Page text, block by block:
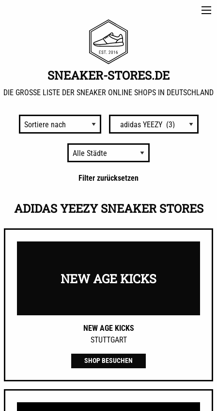
SNEAKER-STORES.DE
DIE GROSSE LISTE DER SNEAKER ONLINE SHOPS IN DEUTSCHLAND
Marken
sortieren
Nach
Städten
sortieren
Filter zurücksetzen
ADIDAS YEEZY SNEAKER STORES
NEW AGE KICKS
NEW AGE KICKS
STUTTGART
SHOP BESUCHEN